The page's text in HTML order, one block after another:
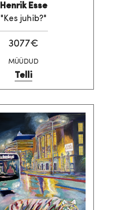
Henrik Esse
"Kes juhib?"
3077€
MÜÜDUD
Telli